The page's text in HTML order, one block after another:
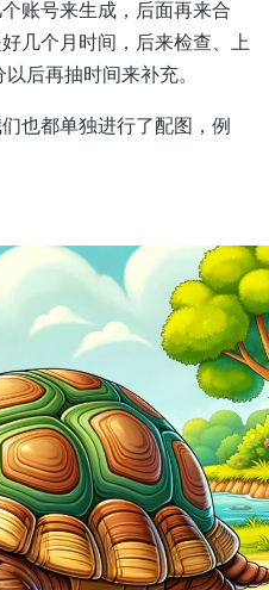
账号来生成，后面再来合
几个月时间，后来检查、上
后再抽时间来补充。
也都单独进行了配图，例